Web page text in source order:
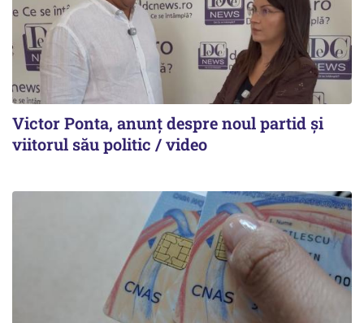
Victor Ponta, anunț despre noul partid și
viitorul său politic / video